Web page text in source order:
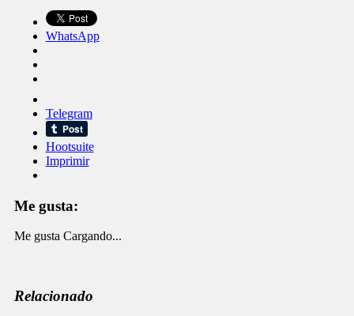
WhatsApp
Telegram
Hootsuite
Imprimir
Me gusta:
Me gusta Cargando...
Relacionado